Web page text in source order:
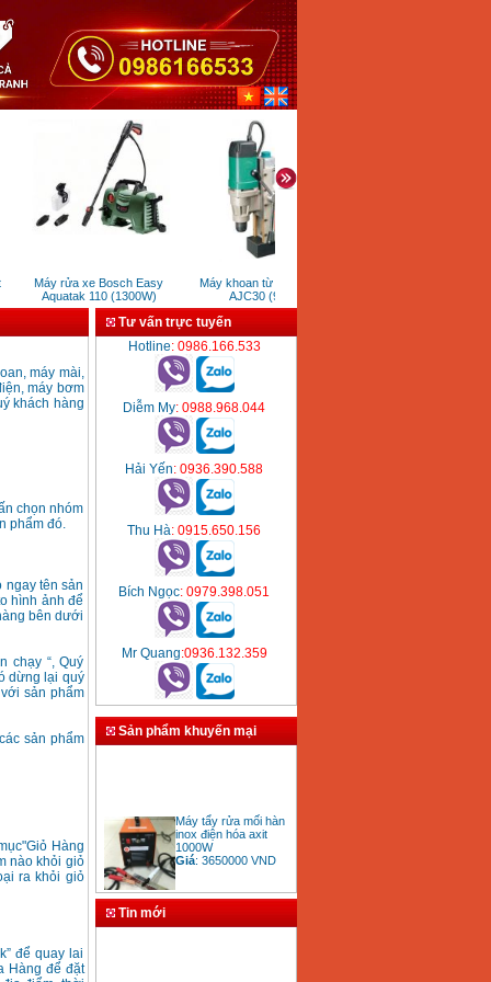
Máy rửa xe Bosch Easy
Aquatak 110 (1300W)
Máy khoan từ 30mm DCA
AJC30 (900W)
máy mài,
máy bơm
khách hàng
chọn nhóm
phẩm đó.
ngay tên sản
hình ảnh để
bên dưới
chạy “, Quý
dừng lại quý
sản phẩm
sản phẩm
Hàng
nào khỏi giỏ
ra khỏi giỏ
để quay lai
Hàng để đặt
Tư vấn trực tuyến
Hotline: 0986.166.533
Diễm My: 0988.968.044
Hải Yến: 0936.390.588
Thu Hà: 0915.650.156
Bích Ngọc: 0979.398.051
Mr Quang:0936.132.359
Sản phẩm khuyến mại
Máy tẩy rửa mối hàn
inox điện hóa axit
1000W
Giá:3650000 VND
Tin mới